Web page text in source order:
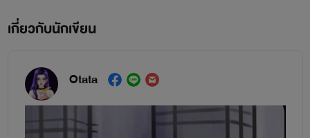
เกี่ยวกับนักเขียน
Otata